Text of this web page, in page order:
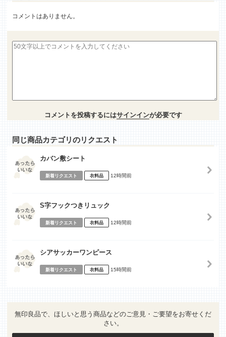
コメントはありません。
コメントを投稿するにはサインインが必要です
同じ商品カテゴリのリクエスト
カバン敷シート
新着リクエスト 衣料品 12時間前
S字フックつきリュック
新着リクエスト 衣料品 12時間前
シアサッカーワンピース
新着リクエスト 衣料品 15時間前
無印良品で、ほしいと思う商品などのご意見・ご要望をお寄せくだ
さい。